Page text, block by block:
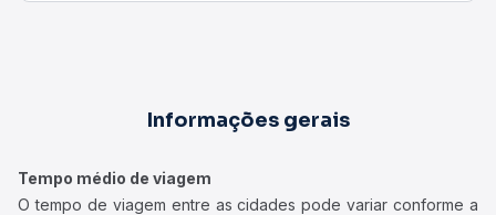
Informações gerais
Tempo médio de viagem
O tempo de viagem entre as cidades pode variar conforme a